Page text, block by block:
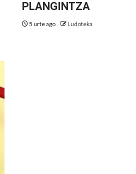
PLANGINTZA
5 urte ago Ludoteka